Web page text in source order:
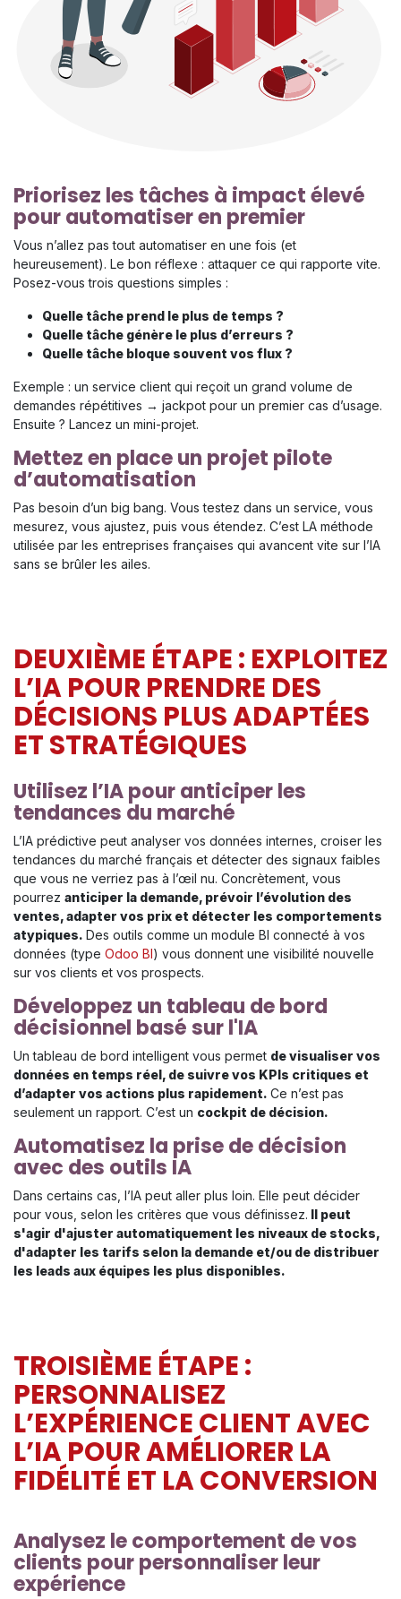
Priorisez les tâches à impact élevé
pour automatiser en premier
Vous n’allez pas tout automatiser en une fois (et
heureusement). Le bon réflexe : attaquer ce qui rapporte vite.
Posez-vous trois questions simples :
Quelle tâche prend le plus de temps ?
Quelle tâche génère le plus d’erreurs ?
Quelle tâche bloque souvent vos flux ?
Exemple : un service client qui reçoit un grand volume de
demandes répétitives → jackpot pour un premier cas d’usage.
Ensuite ? Lancez un mini-projet.
Mettez en place un projet pilote
d’automatisation
Pas besoin d’un big bang. Vous testez dans un service, vous
mesurez, vous ajustez, puis vous étendez. C’est LA méthode
utilisée par les entreprises françaises qui avancent vite sur l’IA
sans se brûler les ailes.
DEUXIÈME ÉTAPE : EXPLOITEZ
L’IA POUR PRENDRE DES
DÉCISIONS PLUS ADAPTÉES
ET STRATÉGIQUES
Utilisez l’IA pour anticiper les
tendances du marché
L’IA prédictive peut analyser vos données internes, croiser les
tendances du marché français et détecter des signaux faibles
que vous ne verriez pas à l’œil nu. Concrètement, vous
pourrez anticiper la demande, prévoir l’évolution des
ventes, adapter vos prix et détecter les comportements
atypiques. Des outils comme un module BI connecté à vos
données (type Odoo BI) vous donnent une visibilité nouvelle
sur vos clients et vos prospects.
Développez un tableau de bord
décisionnel basé sur l'IA
Un tableau de bord intelligent vous permet de visualiser vos
données en temps réel, de suivre vos KPIs critiques et
d’adapter vos actions plus rapidement. Ce n’est pas
seulement un rapport. C’est un cockpit de décision.
Automatisez la prise de décision
avec des outils IA
Dans certains cas, l’IA peut aller plus loin. Elle peut décider
pour vous, selon les critères que vous définissez. Il peut
s'agir d'ajuster automatiquement les niveaux de stocks,
d'adapter les tarifs selon la demande et/ou de distribuer
les leads aux équipes les plus disponibles.
TROISIÈME ÉTAPE :
PERSONNALISEZ
L’EXPÉRIENCE CLIENT AVEC
L’IA POUR AMÉLIORER LA
FIDÉLITÉ ET LA CONVERSION
Analysez le comportement de vos
clients pour personnaliser leur
expérience